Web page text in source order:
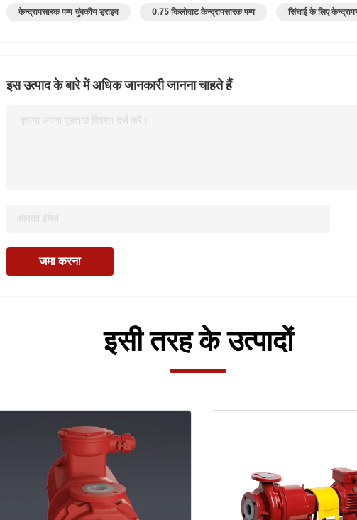
केन्द्रापसारक पम्प चुंबकीय ड्राइव 0.75 किलोवाट केन्द्रापसारक पम्प सिंचाई के लिए
इस उत्पाद के बारे में अधिक जानकारी जानना चाहते हैं
कृपया अपना पूछताछ विवरण दर्ज करें।
जमा करना
इसी तरह के उत्पादों